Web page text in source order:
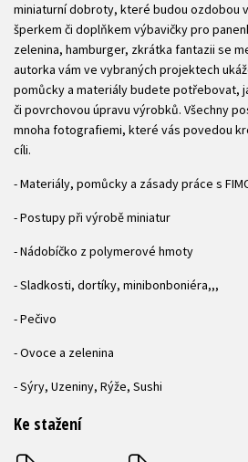
miniaturní dobroty, které budou ozdobou
šperkem či doplňkem výbavičky pro
zelenina, hamburger, zkrátka fantazii se
autorka vám ve vybraných projektech
pomůcky a materiály budete potřebovat,
či povrchovou úpravu výrobků. Všechny
mnoha fotografiemi, které vás povedou
cíli.
- Materiály, pomůcky a zásady práce s
- Postupy při výrobě miniatur
- Nádobíčko z polymerové hmoty
- Sladkosti, dortíky, minibonboniéra,,,
- Pečivo
- Ovoce a zelenina
- Sýry, Uzeniny, Rýže, Sushi
Ke stažení